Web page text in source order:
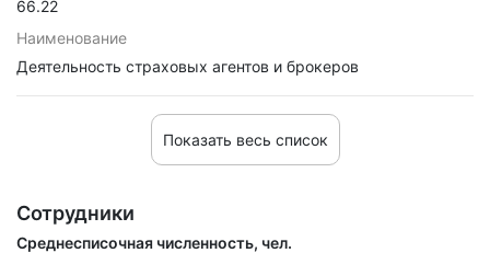
66.22
Наименование
Деятельность страховых агентов и брокеров
Показать весь список
Сотрудники
Среднесписочная численность, чел.